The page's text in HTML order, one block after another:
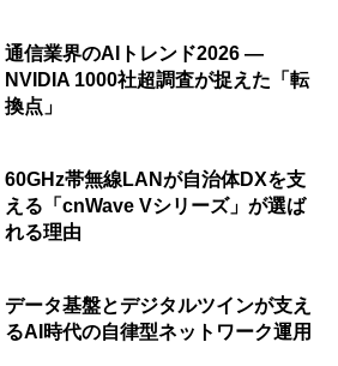
通信業界のAIトレンド2026 ―
NVIDIA 1000社超調査が捉えた「転
換点」
60GHz帯無線LANが自治体DXを支
える「cnWave Vシリーズ」が選ば
れる理由
データ基盤とデジタルツインが支え
るAI時代の自律型ネットワーク運用